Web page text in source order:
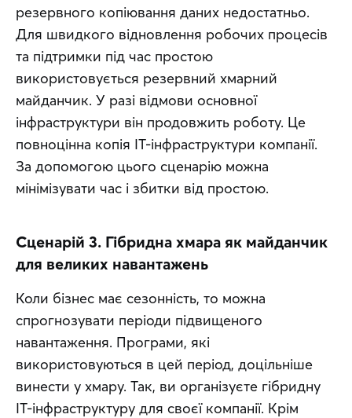
резервного копіювання даних недостатньо.
Для швидкого відновлення робочих процесів
та підтримки під час простою
використовується резервний хмарний
майданчик. У разі відмови основної
інфраструктури він продовжить роботу. Це
повноцінна копія ІТ-інфраструктури компанії.
За допомогою цього сценарію можна
мінімізувати час і збитки від простою.
Сценарій 3. Гібридна хмара як майданчик
для великих навантажень
Коли бізнес має сезонність, то можна
спрогнозувати періоди підвищеного
навантаження. Програми, які
використовуються в цей період, доцільніше
винести у хмару. Так, ви організуєте гібридну
IT-інфраструктуру для своєї компанії. Крім